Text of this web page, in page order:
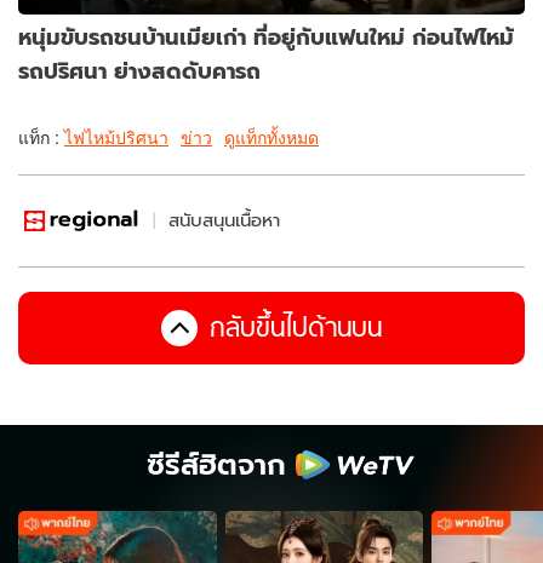
หนุ่มขับรถชนบ้านเมียเก่า ที่อยู่กับแฟนใหม่ ก่อนไฟไหม้
รถปริศนา ย่างสดดับคารถ
แท็ก :ไฟไหม้ปริศนา ข่าว ดูแท็กทั้งหมด
สนับสนุนเนื้อหา
กลับขึ้นไปด้านบน
ซีรีส์ฮิตจาก